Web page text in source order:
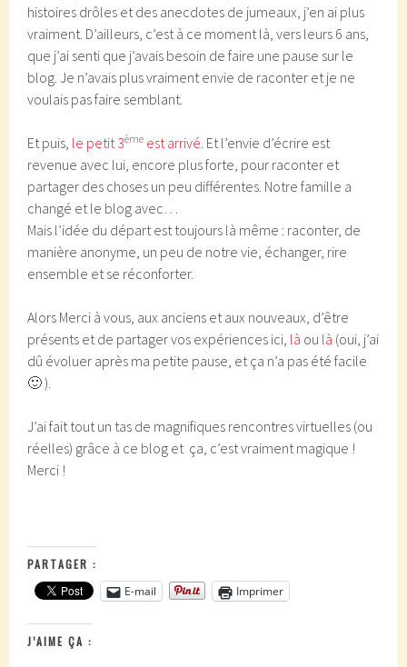
histoires drôles et des anecdotes de jumeaux, j’en ai plus
vraiment. D’ailleurs, c’est à ce moment là, vers leurs 6 ans,
que j’ai senti que j’avais besoin de faire une pause sur le
blog. Je n’avais plus vraiment envie de raconter et je ne
voulais pas faire semblant.
Et puis, le petit 3ème est arrivé. Et l’envie d’écrire est
revenue avec lui, encore plus forte, pour raconter et
partager des choses un peu différentes. Notre famille a
changé et le blog avec…
Mais l’idée du départ est toujours là même : raconter, de
manière anonyme, un peu de notre vie, échanger, rire
ensemble et se réconforter.
Alors Merci à vous, aux anciens et aux nouveaux, d’être
présents et de partager vos expériences ici, là ou là (oui, j’ai
dû évoluer après ma petite pause, et ça n’a pas été facile
🙂 ).
J’ai fait tout un tas de magnifiques rencontres virtuelles (ou
réelles) grâce à ce blog et ça, c’est vraiment magique !
Merci !
PARTAGER :
E-mail
Imprimer
J’AIME ÇA :